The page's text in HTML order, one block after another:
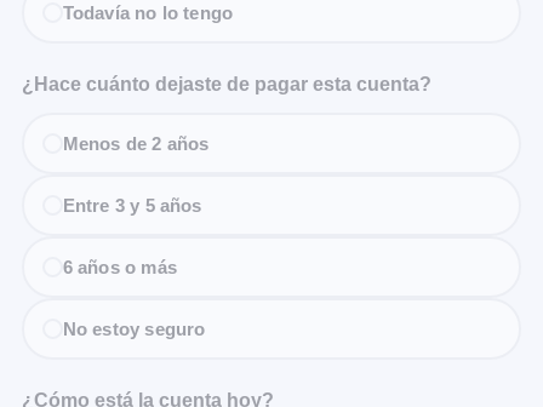
Todavía no lo tengo
¿Hace cuánto dejaste de pagar esta cuenta?
Menos de 2 años
Entre 3 y 5 años
6 años o más
No estoy seguro
¿Cómo está la cuenta hoy?